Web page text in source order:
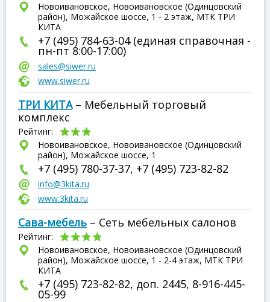
Новоивановское, Новоивановское (Одинцовский
район), Можайское шоссе, 1 - 2 этаж, МТК ТРИ
КИТА
+7 (495) 784-63-04 (единая справочная -
пн-пт 8:00-17:00)
sales@siwer.ru
www.siwer.ru
ТРИ КИТА– Мебельный торговый
комплекс
Рейтинг:
Новоивановское, Новоивановское (Одинцовский
район), Можайское шоссе, 1
+7 (495) 780-37-37, +7 (495) 723-82-82
info@3kita.ru
www.3kita.ru
Сава-мебель – Сеть мебельных салонов
Рейтинг:
Новоивановское, Новоивановское (Одинцовский
район), Можайское шоссе, 1 - 2-4 этаж, МТК ТРИ
КИТА
+7 (495) 723-82-82, доп. 2445, 8-916-445-
05-99